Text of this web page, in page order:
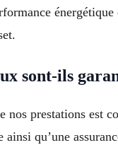
énergétique
sont-ils
nos prestations est
ainsi qu’une